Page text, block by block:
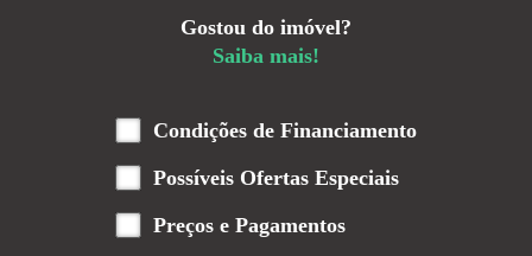
Gostou do imóvel?
Saiba mais!
Condições de Financiamento
Possíveis Ofertas Especiais
Preços e Pagamentos